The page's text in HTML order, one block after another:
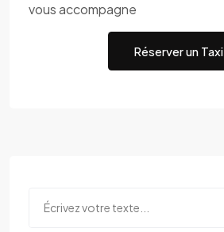
vous accompagne
Réserver un Taxi